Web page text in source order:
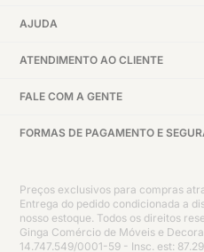
AJUDA
ATENDIMENTO AO CLIENTE
FALE COM A GENTE
FORMAS DE PAGAMENTO E
Preços exclusivos para compras
Entrega do pedido condicionada a
nosso estoque. Todos os direitos
Ginga Comércio de Móveis e
14.747.549/0001-59 - Insc. est: